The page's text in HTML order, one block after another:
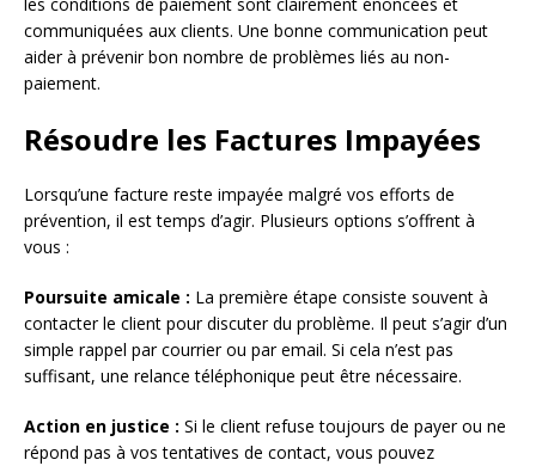
communiquées aux clients. Une bonne communication peut
aider à prévenir bon nombre de problèmes liés au non-
paiement.
Résoudre les Factures Impayées
Lorsqu’une facture reste impayée malgré vos efforts de
prévention, il est temps d’agir. Plusieurs options s’offrent à
vous :
Poursuite amicale : La première étape consiste souvent à
contacter le client pour discuter du problème. Il peut s’agir d’un
simple rappel par courrier ou par email. Si cela n’est pas
suffisant, une relance téléphonique peut être nécessaire.
Action en justice : Si le client refuse toujours de payer ou ne
répond pas à vos tentatives de contact, vous pouvez